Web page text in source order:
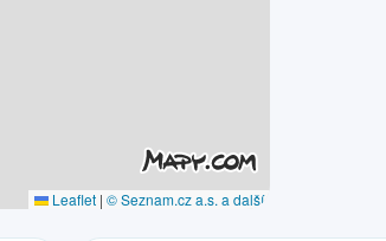
Leaflet | © Seznam.cz a.s. a další